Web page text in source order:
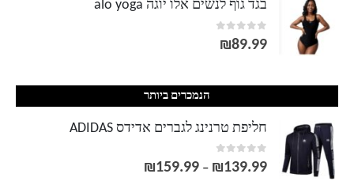
בגד גוף לנשים אלו יוגה alo yoga
0
out of 5
₪89.99
הנמכרים ביותר
חליפת טרנינג לגברים אדידס ADIDAS
0
out of 5
₪139.99
–
₪159.99